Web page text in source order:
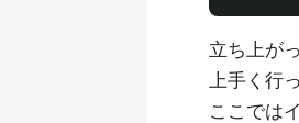
立ち上が
上手く行
ここでは